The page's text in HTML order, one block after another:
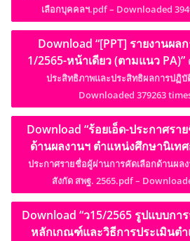
เลือกบุคคลฯ.pdf – Downloaded
Download “[PPT] รายงานผล
1/2565-หน้าเดียว (ตามแนว PA)”
ประสิทธิภาพและประสิทธิผลการปฏิบั
Downloaded 379263
Download “ร้อยเอ็ด-ประกาศรา
ด้านผลงานฯ ตำแหน่งศึกษานิเท
ประกาศรายชื่อผู้ผ่านการคัดเลือกด้านผล
สังกัด สพฐ. 2565.pdf –
Download “ว15/2565 รูปแบบก
หลักเกณฑ์และวิธีการประเมินต